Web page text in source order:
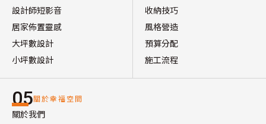
設計師短影音
居家佈置靈感
大坪數設計
小坪數設計
收納技巧
風格營造
預算分配
施工流程
05關於幸福空間
關於我們